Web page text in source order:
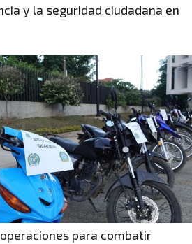
y la seguridad ciudadana en
para combatir